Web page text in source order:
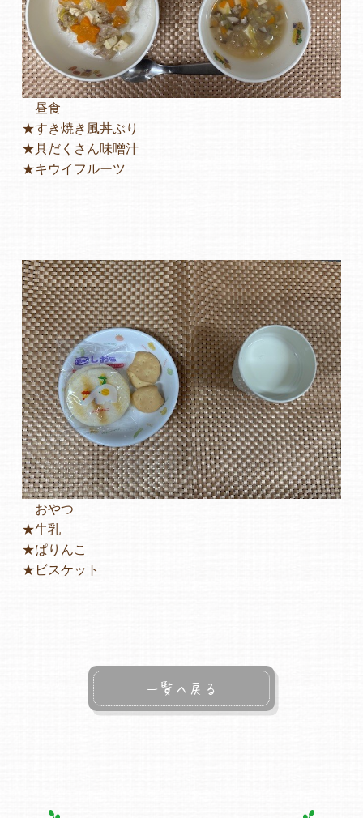
在園児保護者の方へ
ヒーローズきっず園田
ヒーローズにしのみや保育園
ヒーローズ旭保育園
キッズ１ハート旭保育所
園の様子
お知らせ
昼食
★すき焼き風丼ぶり
★具だくさん味噌汁
★キウイフルーツ
おやつ
★牛乳
★ぱりんこ
★ビスケット
一覧へ戻る